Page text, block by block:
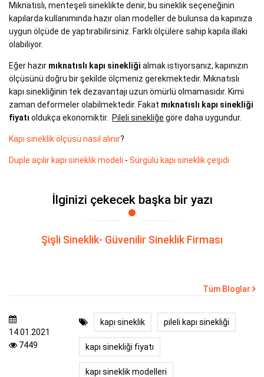
Mıknatıslı, menteşeli sineklikte denir, bu sineklik seçeneğinin
kapılarda kullanımında hazır olan modeller de bulunsa da kapınıza
uygun ölçüde de yaptırabilirsiniz. Farklı ölçülere sahip kapıla illaki
olabiliyor.
Eğer hazır mıknatıslı kapı sinekliği almak istiyorsanız, kapınızın
ölçüsünü doğru bir şekilde ölçmeniz gerekmektedir. Mıknatıslı
kapı sinekliğinin tek dezavantajı uzun ömürlü olmamasıdır. Kimi
zaman deformeler olabilmektedir. Fakat mıknatıslı kapı sinekliği
fiyatı oldukça ekonomiktir. Pileli sinekliğe göre daha uygundur.
Kapı sineklik ölçüsü nasıl alınır?
Duple açılır kapı sineklik modeli - Sürgülü kapı sineklik çeşidi
İlginizi çekecek başka bir yazı
Şişli Sineklik- Güvenilir Sineklik Firması
Tüm Bloglar
14.01.2021
7449
kapı sineklik pileli kapı sinekliği
kapı sinekliği fiyatı
kapı sineklik modelleri